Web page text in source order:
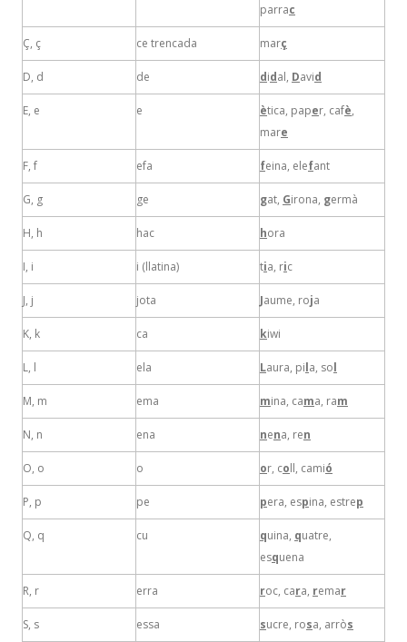
parrac
Ç, ç ce trencada març
D, d de didal, David
E, e e ètica, paper, cafè,
mare
F, f efa feina, elefant
G, g ge gat, Girona, germà
H, h hac hora
I, i i (llatina) tia, ric
J, j jota Jaume, roja
K, k ca kiwi
L, l ela Laura, pila, sol
M, m ema mina, cama, ram
N, n ena nena, ren
O, o o or, coll, camió
P, p pe pera, espina, estrep
Q, q cu quina, quatre,
esquena
R, r erra roc, cara, remar
S, s essa sucre, rosa, arròs